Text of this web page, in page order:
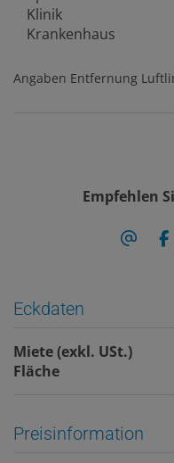
Klinik
Krankenhaus
Angaben Entfernung
Empfehlen
Eckdaten
Miete (exkl. USt.)
Fläche
Preisinformation